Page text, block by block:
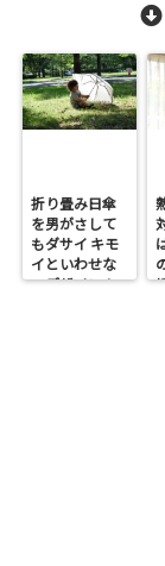
折り畳み日傘
を男がさして
もダサイ キモ
イといわせな
いデザイン！